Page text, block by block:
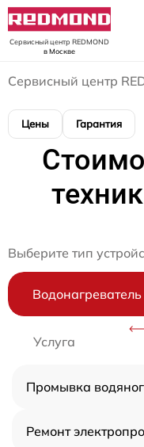
Сервисный центр REDMOND
в Москве
Сервисный центр
Цены Гарантия
Выберите тип
Водонагреватель
Услуга
Промывка
Ремонт